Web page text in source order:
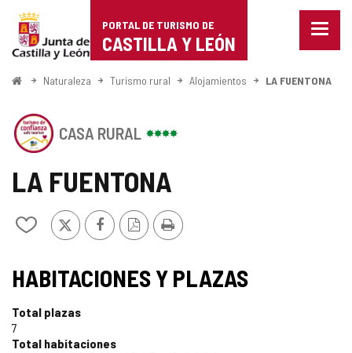
Portal
de
Turismo
de
Castilla
León
PORTAL DE TURISMO DE
CASTILLA Y LEÓN
Menu
InicioNaturaleza Turismo rural Alojamientos LA FUENTONA
LA FUENTONA
Añadir/quitar
cuadernos
X FacebookVersión
PDF
Imprimir
CASA RURAL
SELLO
TURISMO
DE
establecimiento
el
DE
CONFIANZA
CASTILLA
LEÓN
HABITACIONES Y PLAZAS
Total plazas
7
Total habitaciones